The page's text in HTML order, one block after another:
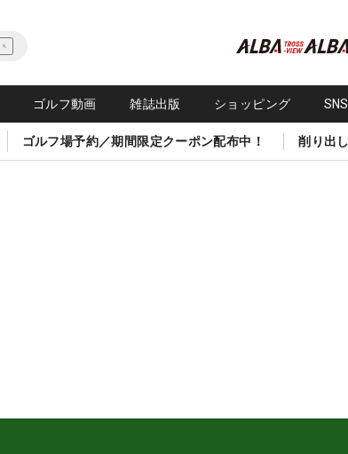
ゴルフ動画 雑誌出版 ショッピング
ゴルフ場予約／期間限定クーポン配布中！ 削り出